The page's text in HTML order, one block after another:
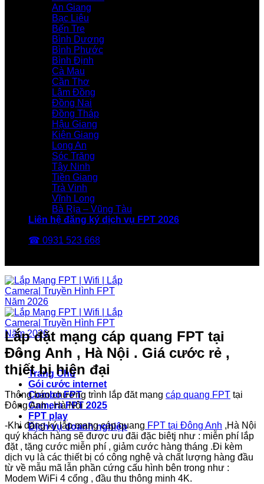
An Giang
Bạc Liêu
Bến Tre
Bình Dương
Bình Phước
Bình Định
Cà Mau
Cần Thơ
Lâm Đồng
Đồng Nai
Đồng Tháp
Hậu Giang
Kiên Giang
Long An
Sóc Trăng
Tây Ninh
Tiền Giang
Trà Vinh
Vĩnh Long
Bà Rịa – Vũng Tàu
Liên hệ đăng ký dịch vụ FPT 2026
☎ 0931 523 668
Trang Chủ
Gói cước internet
Combo FPT
Camera FPT 2025
FPT play
Dịch vụ doanh nghiệp
Lắp đặt mạng cáp quang FPT tại
Đông Anh , Hà Nội . Giá cước rẻ ,
thiết bị hiện đại
Thông báo chương trình lắp đăt mạng cáp quang FPT tại
Đông Anh , Hà Nội :
-Khi đăng ký lắp mạng cáp quang FPT tại Đông Anh ,Hà Nội
quý khách hàng sẽ được ưu đãi đặc biêtj như : miễn phí lắp
đặt , tặng cước miễn phí , giảm cước hàng tháng .Đi kèm
dịch vụ là các thiết bị có công nghệ và chất lượng hàng đầu
từ về mẫu mã lẫn phần cứng cấu hình bên trong như :
Modem WiFi 4 cổng , đầu thu thông minh 4K.